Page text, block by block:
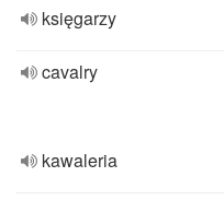
księgarzy
cavalry
kawaleria